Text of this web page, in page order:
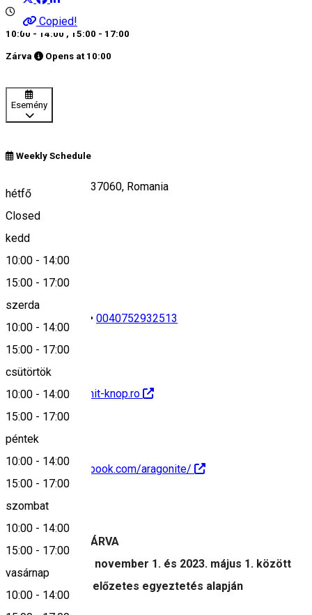
Copied!
10:00 - 14:00 , 15:00 - 17:00
Zárva Opens at 10:00
Esemény
Weekly Schedule
hétfő
Closed
kedd
10:00 - 14:00
15:00 - 17:00
szerda
10:00 - 14:00
15:00 - 17:00
csütörtök
10:00 - 14:00
15:00 - 17:00
péntek
10:00 - 14:00
15:00 - 17:00
szombat
10:00 - 14:00
15:00 - 17:00
vasárnap
10:00 - 14:00
DN13A 1469/b, 537060, Romania
Keresd térképen
• 0040752932513
http://www.aragonit-knop.ro
https://www.facebook.com/aragonite/
Leírás
IDEIGLENESEN ZÁRVA
A múzeum 2022. november 1. és 2023. május 1. között
zárva tart. Csak előzetes egyeztetés alapján